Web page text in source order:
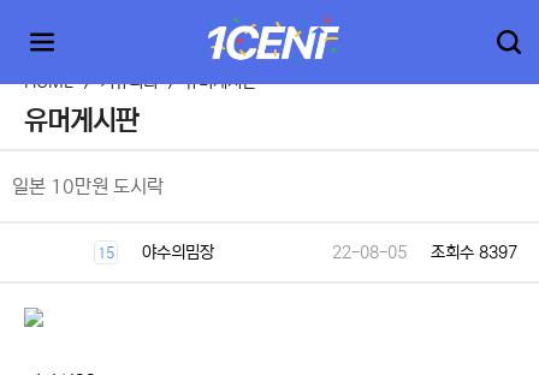
HOME > 커뮤니티 > 유머게시판
유머게시판
일본 10만원 도시락
15 야수의밈장 22-08-05 조회수 8397